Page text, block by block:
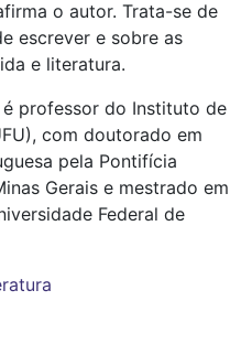
o autor. Trata-se de
escrever e sobre as
e literatura.
professor do Instituto de
com doutorado em
pela Pontifícia
Gerais e mestrado em
Federal de